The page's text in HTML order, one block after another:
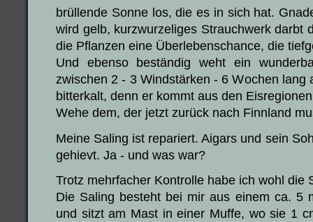
brüllende Sonne los, die es in sich hat.
wird gelb, kurzwurzeliges Strauchwerk darbt
die Pflanzen eine Überlebenschance, die
Und ebenso beständig weht ein
zwischen 2 - 3 Windstärken - 6 Wochen lang
bitterkalt, denn er kommt aus den
Wehe dem, der jetzt zurück nach Finnland
Meine Saling ist repariert. Aigars und sein
gehievt. Ja - und was war?
Trotz mehrfacher Kontrolle habe ich wohl die
Die Saling besteht bei mir aus einem ca. 5
und sitzt am Mast in einer Muffe, wo sie 1